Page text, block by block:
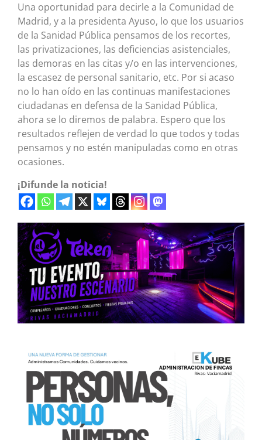
Una oportunidad para decirle a la Comunidad de
Madrid, y a la presidenta Ayuso, lo que los usuarios
de la Sanidad Pública pensamos de los recortes,
las privatizaciones, las deficiencias asistenciales,
las demoras en las citas y/o en las intervenciones,
la escasez de personal sanitario, etc. Por si acaso
no lo han oído en las continuas manifestaciones
ciudadanas en defensa de la Sanidad Pública,
ahora se lo diremos de palabra. Espero que los
resultados reflejen de verdad lo que todos y todas
pensamos y no estén manipuladas como en otras
ocasiones.
¡Difunde la noticia!